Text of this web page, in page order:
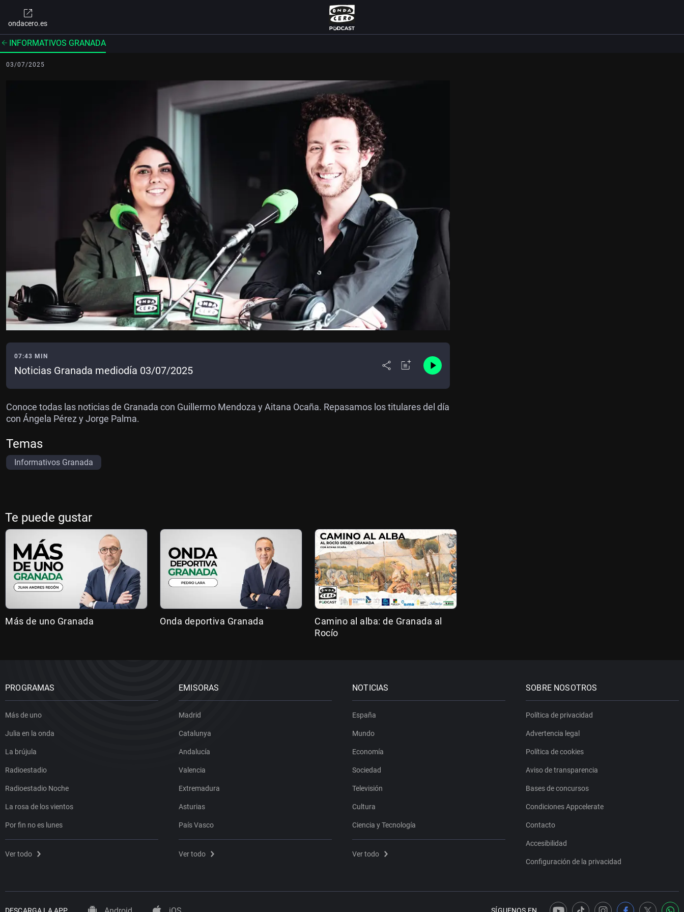
ondacero.es
INFORMATIVOS GRANADA
03/07/2025
07:43 MIN
Noticias Granada mediodía 03/07/2025
Conoce todas las noticias de Granada con Guillermo Mendoza y Aitana Ocaña. Repasamos los titulares del día
con Ángela Pérez y Jorge Palma.
Temas
Informativos Granada
Te puede gustar
Más de uno Granada Onda deportiva Granada
Camino al alba: de Granada al
Rocío
PROGRAMAS
Más de uno
Julia en la onda
La brújula
Radioestadio
Radioestadio Noche
La rosa de los vientos
Por fin no es lunes
Ver todo
EMISORAS
Madrid
Catalunya
Andalucía
Valencia
Extremadura
Asturias
País Vasco
Ver todo
NOTICIAS
España
Mundo
Economía
Sociedad
Televisión
Cultura
Ciencia y Tecnología
Ver todo
SOBRE NOSOTROS
Política de privacidad
Advertencia legal
Política de cookies
Aviso de transparencia
Bases de concursos
Condiciones Appcelerate
Contacto
Accesibilidad
Configuración de la privacidad